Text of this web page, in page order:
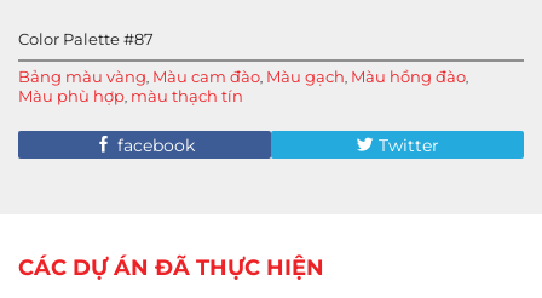
Color Palette #87
Bảng màu vàng, Màu cam đào, Màu gạch, Màu hồng đào,
Màu phù hợp, màu thạch tín
facebook Twitter
CÁC DỰ ÁN ĐÃ THỰC HIỆN